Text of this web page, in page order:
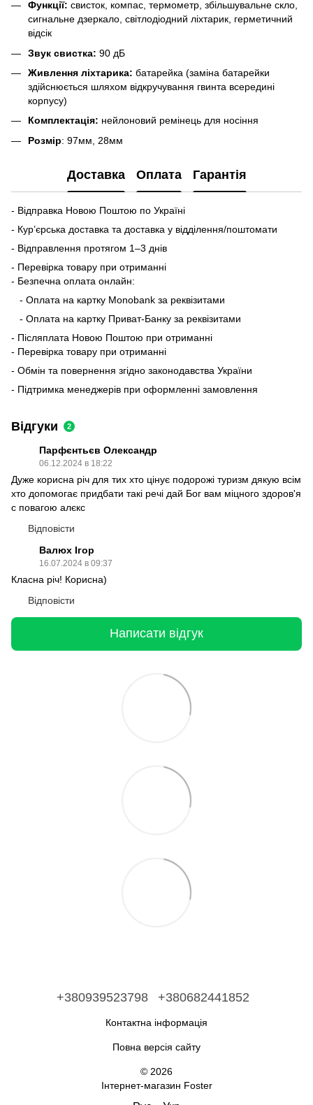
Функції: свисток, компас, термометр, збільшувальне скло,
сигнальне дзеркало, світлодіодний ліхтарик, герметичний
відсік
Звук свистка: 90 дБ
Живлення ліхтарика: батарейка (заміна батарейки
здійснюється шляхом відкручування гвинта всередині
корпусу)
Комплектація: нейлоновий ремінець для носіння
Розмір: 97мм, 28мм
Доставка Оплата Гарантія
- Відправка Новою Поштою по Україні
- Кур’єрська доставка та доставка у відділення/поштомати
- Відправлення протягом 1–3 днів
- Перевірка товару при отриманні
- Безпечна оплата онлайн:
- Оплата на картку Monobank за реквізитами
- Оплата на картку Приват-Банку за реквізитами
- Післяплата Новою Поштою при отриманні
- Перевірка товару при отриманні
- Обмін та повернення згідно законодавства України
- Підтримка менеджерів при оформленні замовлення
Відгуки 2
Парфєнтьєв Олександр
06.12.2024 в 18:22
Дуже корисна річ для тих хто цінує подорожі туризм дякую всім
хто допомогає придбати такі речі дай Бог вам міцного здоров'я
с повагою алєкс
Відповісти
Валюх Ігор
16.07.2024 в 09:37
Класна річ! Корисна)
Відповісти
Написати відгук
+380939523798 +380682441852
Контактна інформація
Повна версія сайту
© 2026
Інтернет-магазин Foster